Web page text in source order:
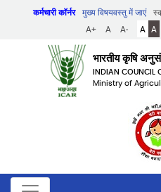
कर्मचारी कॉर्नर मुख्य विषयवस्तु में जाएं
A+
A A- A A
भारतीय कृषि
INDIAN COUNCIL
Ministry of